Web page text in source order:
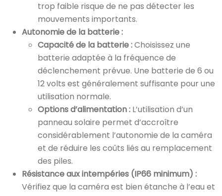
trop faible risque de ne pas détecter les
mouvements importants.
Autonomie de la batterie :
Capacité de la batterie :Choisissez une
batterie adaptée à la fréquence de
déclenchement prévue. Une batterie de 6 ou
12 volts est généralement suffisante pour une
utilisation normale.
Options d’alimentation : L’utilisation d’un
panneau solaire permet d’accroître
considérablement l’autonomie de la caméra
et de réduire les coûts liés au remplacement
des piles.
Résistance aux intempéries (IP66 minimum) :
Vérifiez que la caméra est bien étanche à l’eau et